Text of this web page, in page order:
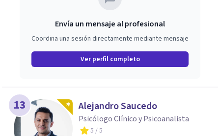
Envía un mensaje al profesional
Coordina una sesión directamente mediante mensaje
Ver perfil completo
13 Alejandro Saucedo
Psicólogo Clínico y Psicoanalista
5 / 5